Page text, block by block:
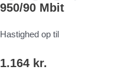
950/90 Mbit
Hastighed op til
1.164 kr.